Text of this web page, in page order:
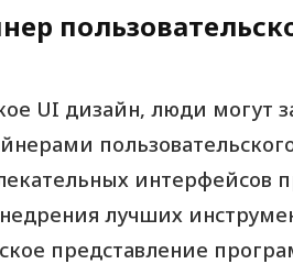
UI дизайн, люди могут
лучших
представление